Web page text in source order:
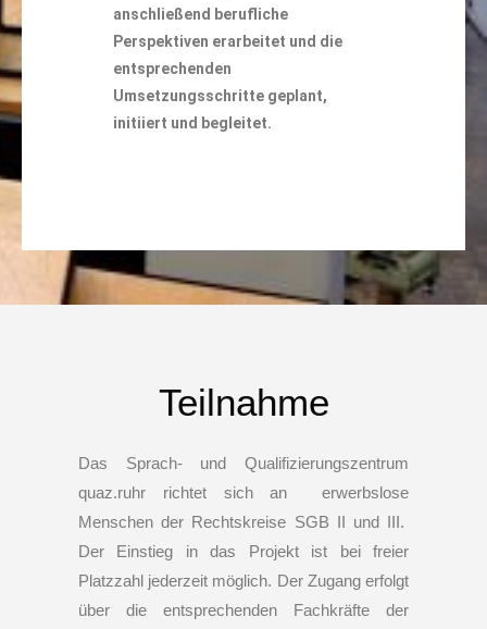
anschließend berufliche
Perspektiven erarbeitet und die
entsprechenden
Umsetzungsschritte geplant,
initiiert und begleitet.
Teilnahme
Das Sprach- und Qualifizierungszentrum
quaz.ruhr richtet sich an erwerbslose
Menschen der Rechtskreise SGB II und III.
Der Einstieg in das Projekt ist bei freier
Platzzahl jederzeit möglich. Der Zugang erfolgt
über die entsprechenden Fachkräfte der